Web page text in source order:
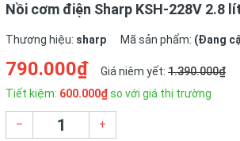
CHI TIẾT TÍNH
Dung tích 2.8 lít
Nồi cơm điện Sharp KSH-228V dung tích lớn
hợp cho gia đình có đông hơn 6 thành viên
sử dụng cho những quán ăn nhỏ. Chỉ với
Nồi cơm điện Sharp KSH-228V 2.8
Thương hiệu: sharp Mã sản phẩm: (Đang
790.000₫ Giá niêm yết: 1.390.000₫
Tiết kiệm: 600.000₫so với giá thị trường
– +